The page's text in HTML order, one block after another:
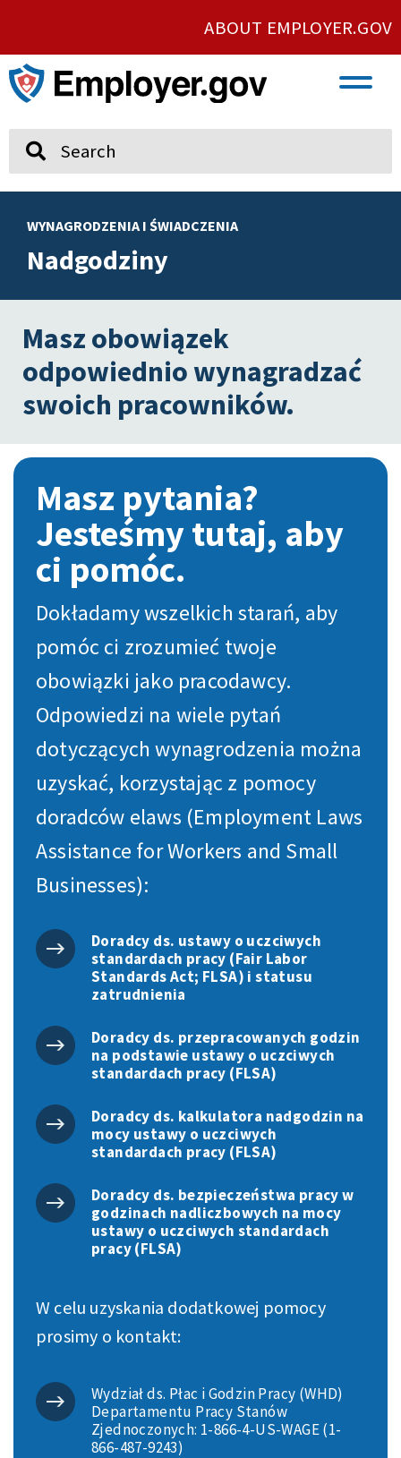
ABOUT EMPLOYER.GOV
WYNAGRODZENIA I ŚWIADCZENIA
Nadgodziny
Masz obowiązek
odpowiednio wynagradzać
swoich pracowników.
Masz pytania?
Jesteśmy tutaj, aby
ci pomóc.
Dokładamy wszelkich starań, aby
pomóc ci zrozumieć twoje
obowiązki jako pracodawcy.
Odpowiedzi na wiele pytań
dotyczących wynagrodzenia można
uzyskać, korzystając z pomocy
doradców elaws (Employment Laws
Assistance for Workers and Small
Businesses):
Doradcy ds. ustawy o uczciwych
standardach pracy (Fair Labor
Standards Act; FLSA) i statusu
zatrudnienia
Doradcy ds. przepracowanych godzin
na podstawie ustawy o uczciwych
standardach pracy (FLSA)
Doradcy ds. kalkulatora nadgodzin na
mocy ustawy o uczciwych
standardach pracy (FLSA)
Doradcy ds. bezpieczeństwa pracy w
godzinach nadliczbowych na mocy
ustawy o uczciwych standardach
pracy (FLSA)
W celu uzyskania dodatkowej pomocy
prosimy o kontakt:
Wydział ds. Płac i Godzin Pracy (WHD)
Departamentu Pracy Stanów
Zjednoczonych: 1-866-4-US-WAGE (1-
866-487-9243)